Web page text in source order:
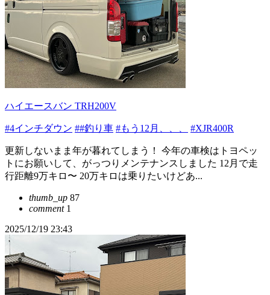
ハイエースバン TRH200V
#4インチダウン ##釣り車 #もう12月、、、 #XJR400R
更新しないまま年が暮れてしまう！ 今年の車検はトヨペッ
トにお願いして、がっつりメンテナンスしました 12月で走
行距離9万キロ〜 20万キロは乗りたいけどあ...
thumb_up 87
comment1
2025/12/19 23:43